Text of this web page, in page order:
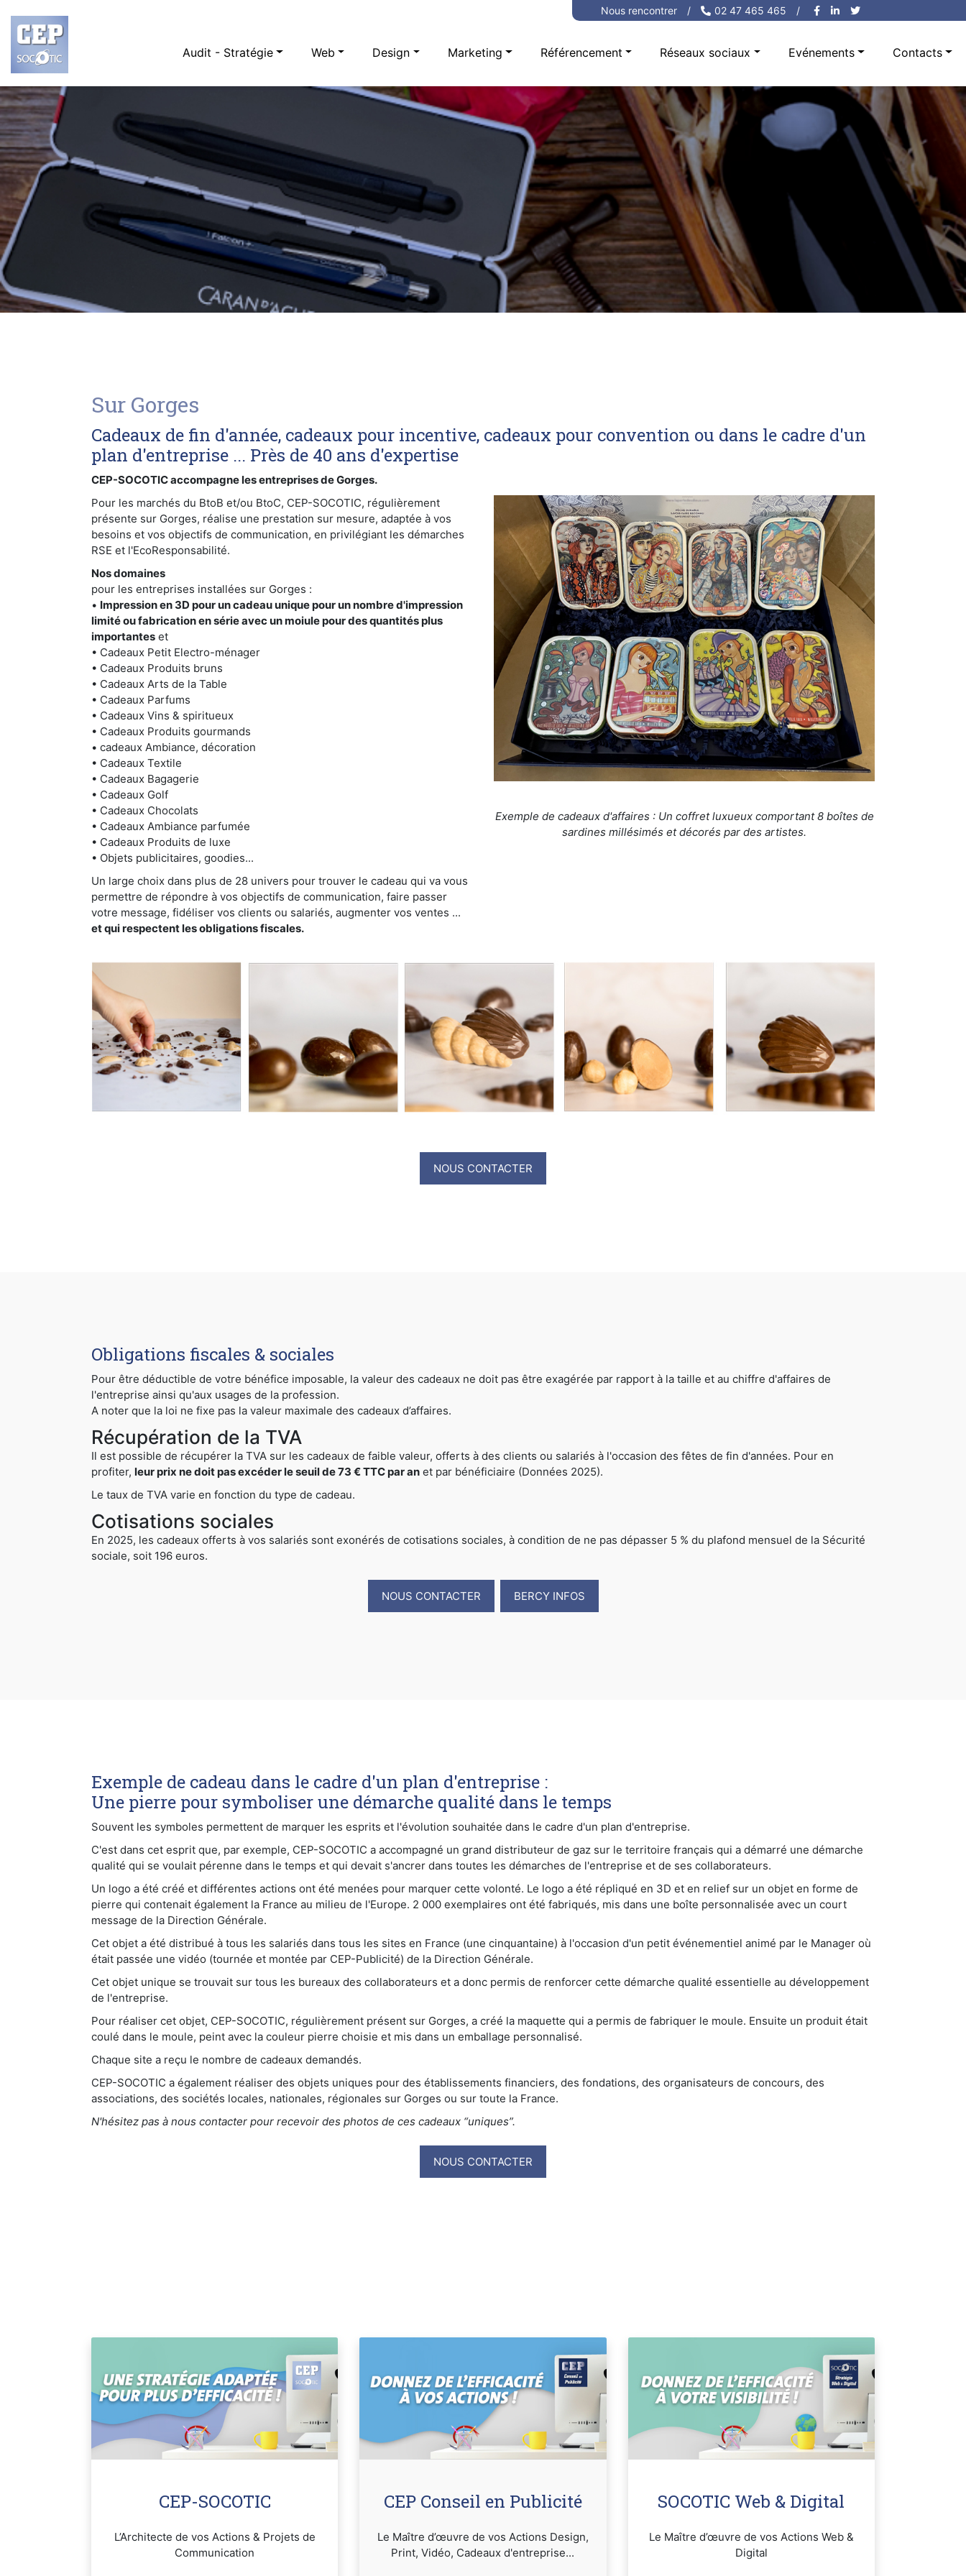
Nous rencontrer / 02 47 465 465 /
Audit - Stratégie Web Design Marketing Référencement Réseaux sociaux Evénements Contacts
Sur Gorges
Cadeaux de fin d'année, cadeaux pour incentive, cadeaux pour convention ou dans le cadre d'un
plan d'entreprise ... Près de 40 ans d'expertise
CEP-SOCOTIC accompagne les entreprises de Gorges.
Pour les marchés du BtoB et/ou BtoC, CEP-SOCOTIC, régulièrement
présente sur Gorges, réalise une prestation sur mesure, adaptée à vos
besoins et vos objectifs de communication, en privilégiant les démarches
RSE et l'EcoResponsabilité.
Nos domaines
pour les entreprises installées sur Gorges :
• Impression en 3D pour un cadeau unique pour un nombre d'impression
limité ou fabrication en série avec un moiule pour des quantités plus
importantes et
• Cadeaux Petit Electro-ménager
• Cadeaux Produits bruns
• Cadeaux Arts de la Table
• Cadeaux Parfums
• Cadeaux Vins & spiritueux
• Cadeaux Produits gourmands
• cadeaux Ambiance, décoration
• Cadeaux Textile
• Cadeaux Bagagerie
• Cadeaux Golf
• Cadeaux Chocolats
• Cadeaux Ambiance parfumée
• Cadeaux Produits de luxe
• Objets publicitaires, goodies...
Un large choix dans plus de 28 univers pour trouver le cadeau qui va vous
permettre de répondre à vos objectifs de communication, faire passer
votre message, fidéliser vos clients ou salariés, augmenter vos ventes ...
et qui respectent les obligations fiscales.
Exemple de cadeaux d'affaires : Un coffret luxueux comportant 8 boîtes de
sardines millésimés et décorés par des artistes.
NOUS CONTACTER
Obligations fiscales & sociales
Pour être déductible de votre bénéfice imposable, la valeur des cadeaux ne doit pas être exagérée par rapport à la taille et au chiffre d'affaires de
l'entreprise ainsi qu'aux usages de la profession.
A noter que la loi ne fixe pas la valeur maximale des cadeaux d’affaires.
Récupération de la TVA
Il est possible de récupérer la TVA sur les cadeaux de faible valeur, offerts à des clients ou salariés à l'occasion des fêtes de fin d'années. Pour en
profiter, leur prix ne doit pas excéder le seuil de 73 € TTC par an et par bénéficiaire (Données 2025).
Le taux de TVA varie en fonction du type de cadeau.
Cotisations sociales
En 2025, les cadeaux offerts à vos salariés sont exonérés de cotisations sociales, à condition de ne pas dépasser 5 % du plafond mensuel de la Sécurité
sociale, soit 196 euros.
NOUS CONTACTER BERCY INFOS
Exemple de cadeau dans le cadre d'un plan d'entreprise :
Une pierre pour symboliser une démarche qualité dans le temps
Souvent les symboles permettent de marquer les esprits et l'évolution souhaitée dans le cadre d'un plan d'entreprise.
C'est dans cet esprit que, par exemple, CEP-SOCOTIC a accompagné un grand distributeur de gaz sur le territoire français qui a démarré une démarche
qualité qui se voulait pérenne dans le temps et qui devait s'ancrer dans toutes les démarches de l'entreprise et de ses collaborateurs.
Un logo a été créé et différentes actions ont été menées pour marquer cette volonté. Le logo a été répliqué en 3D et en relief sur un objet en forme de
pierre qui contenait également la France au milieu de l'Europe. 2 000 exemplaires ont été fabriqués, mis dans une boîte personnalisée avec un court
message de la Direction Générale.
Cet objet a été distribué à tous les salariés dans tous les sites en France (une cinquantaine) à l'occasion d'un petit événementiel animé par le Manager où
était passée une vidéo (tournée et montée par CEP-Publicité) de la Direction Générale.
Cet objet unique se trouvait sur tous les bureaux des collaborateurs et a donc permis de renforcer cette démarche qualité essentielle au développement
de l'entreprise.
Pour réaliser cet objet, CEP-SOCOTIC, régulièrement présent sur Gorges, a créé la maquette qui a permis de fabriquer le moule. Ensuite un produit était
coulé dans le moule, peint avec la couleur pierre choisie et mis dans un emballage personnalisé.
Chaque site a reçu le nombre de cadeaux demandés.
CEP-SOCOTIC a également réaliser des objets uniques pour des établissements financiers, des fondations, des organisateurs de concours, des
associations, des sociétés locales, nationales, régionales sur Gorges ou sur toute la France.
N'hésitez pas à nous contacter pour recevoir des photos de ces cadeaux “uniques”.
NOUS CONTACTER
CEP-SOCOTIC
L’Architecte de vos Actions & Projets de
Communication
CEP Conseil en Publicité
Le Maître d’œuvre de vos Actions Design,
Print, Vidéo, Cadeaux d'entreprise...
SOCOTIC Web & Digital
Le Maître d’œuvre de vos Actions Web &
Digital